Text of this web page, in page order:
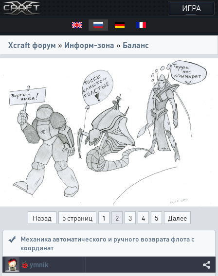
ИГРА
Xcraft форум » Информ-зона » Баланс
Назад 5 страниц 1 2 3 4 5 Далее
Механика автоматического и ручного возврата флота с
координат
🐞 ymnik